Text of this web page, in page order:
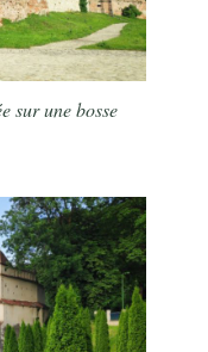
sur une bosse